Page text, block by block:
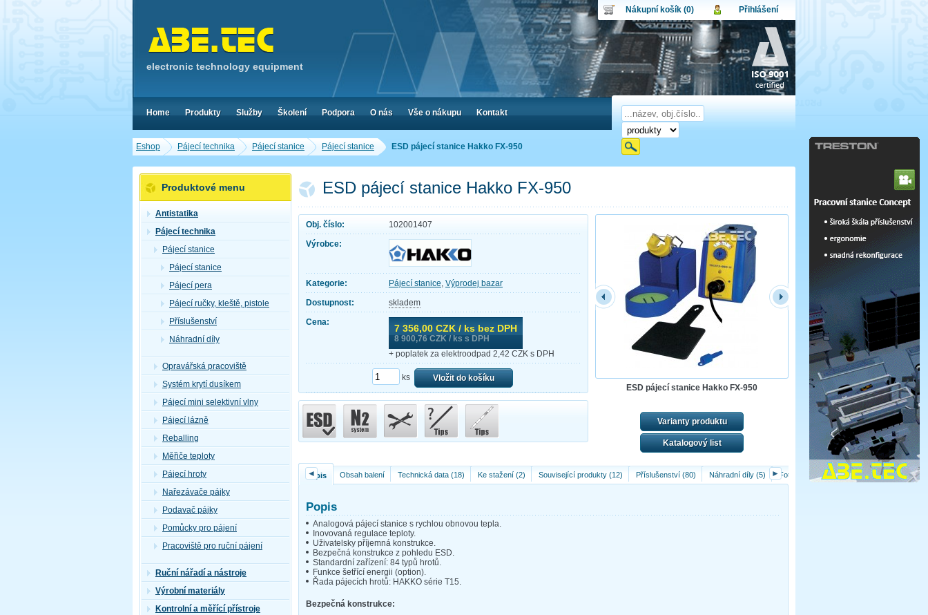
Eshop Pájecí technika Pájecí stanice Pájecí stanice ESD pájecí stanice Hakko FX-950
ESD pájecí stanice Hakko FX-950
Obj. číslo:
102001407
Výrobce:
Kategorie: Pájecí stanice, Výprodej bazar
Dostupnost:
skladem
Cena:
7 356,00 CZK / ks bez DPH
8 900,76 CZK / ks s DPH
+ poplatek za elektroodpad 2,42 CZK s DPH
ks
Vložit do košíku
ESD pájecí stanice Hakko FX-950
Varianty produktu
Katalogový list
◄ ►
Popis Obsah balení Technická data (18) Ke stažení (2) Související produkty (12) Příslušenství (80) Náhradní díly (5) Fotografie (6)
Popis
Analogová pájecí stanice s rychlou obnovou tepla.
Inovovaná regulace teploty.
Uživatelsky příjemná konstrukce.
Bezpečná konstrukce z pohledu ESD.
Standardní zařízení: 84 typů hrotů.
Funkce šetřící energii (option).
Řada pájecích hrotů: HAKKO série T15.
Bezpečná konstrukce:
Produktové menu
Antistatika
Pájecí technika
Pájecí stanice
Pájecí stanice
Pájecí pera
Pájecí ručky, kleště, pistole
Příslušenství
Náhradní díly
Opravářská pracoviště
Systém krytí dusíkem
Pájecí mini selektivní vlny
Pájecí lázně
Reballing
Měřiče teploty
Pájecí hroty
Nařezávače pájky
Podavač pájky
Pomůcky pro pájení
Pracoviště pro ruční pájení
Ruční nářadí a nástroje
Výrobní materiály
Kontrolní a měřící přístroje
electronic technology equipment
Nákupní košík (0)
Nákupní košík je momentálně prázdný.
Obsah košíku
Počet produktů:0
Cena celkem:
0,00 CZK
Přihlášení
Uživatel:
Heslo:
Přihlásit
Zapomenuté heslo Nová registrace
Home Produkty Služby Školení Podpora O nás Vše o nákupu Kontakt